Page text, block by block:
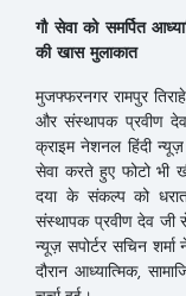
गौ सेवा को समर्पित
की खास मुलाकात
मुजफ्फरनगर रामपुर
और संस्थापक प्रवीण
क्राइम नेशनल हिंदी
सेवा करते हुए फोटो भी
दया के संकल्प को
संस्थापक प्रवीण देव जी
न्यूज़ सपोर्टर सचिन
दौरान आध्यात्मिक,